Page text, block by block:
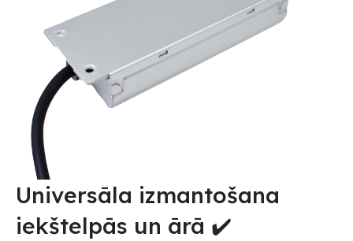
Universāla izmantošana
iekštelpās un ārā ✔️